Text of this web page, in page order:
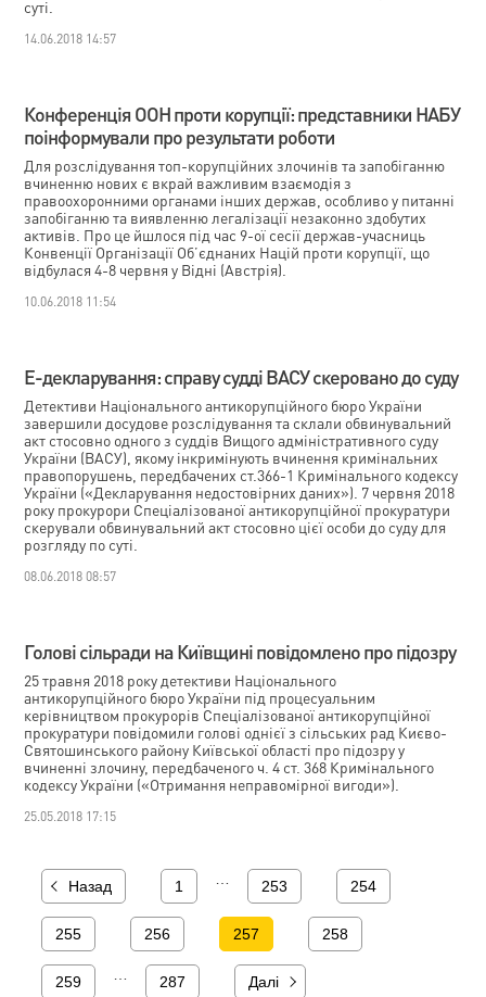
суті.
14.06.2018 14:57
Конференція ООН проти корупції: представники НАБУ
поінформували про результати роботи
Для розслідування топ-корупційних злочинів та запобіганню
вчиненню нових є вкрай важливим взаємодія з
правоохоронними органами інших держав, особливо у питанні
запобіганню та виявленню легалізації незаконно здобутих
активів. Про це йшлося під час 9-ої сесії держав-учасниць
Конвенції Організації Об’єднаних Націй проти корупції, що
відбулася 4-8 червня у Відні (Австрія).
10.06.2018 11:54
Е-декларування: справу судді ВАСУ скеровано до суду
Детективи Національного антикорупційного бюро України
завершили досудове розслідування та склали обвинувальний
акт стосовно одного з суддів Вищого адміністративного суду
України (ВАСУ), якому інкримінують вчинення кримінальних
правопорушень, передбачених ст.366-1 Кримінального кодексу
України («Декларування недостовірних даних»). 7 червня 2018
року прокурори Спеціалізованої антикорупційної прокуратури
скерували обвинувальний акт стосовно цієї особи до суду для
розгляду по суті.
08.06.2018 08:57
Голові сільради на Київщині повідомлено про підозру
25 травня 2018 року детективи Національного
антикорупційного бюро України під процесуальним
керівництвом прокурорів Спеціалізованої антикорупційної
прокуратури повідомили голові однієї з сільських рад Києво-
Святошинського району Київської області про підозру у
вчиненні злочину, передбаченого ч. 4 ст. 368 Кримінального
кодексу України («Отримання неправомірної вигоди»).
25.05.2018 17:15
Назад 1 253 254
255 256 257 258
259 287 Далі